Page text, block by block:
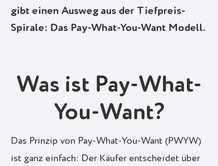
gibt einen Ausweg aus der Tiefpreis-
Spirale: Das Pay-What-You-Want Modell.
Was ist Pay-What-
You-Want?
Das Prinzip von Pay-What-You-Want (PWYW)
ist ganz einfach: Der Käufer entscheidet über